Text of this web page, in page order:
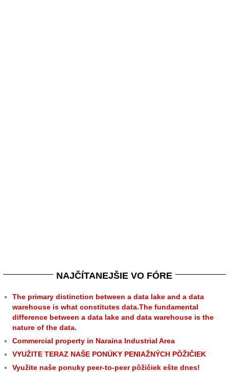
NAJČÍTANEJŠIE VO FÓRE
The primary distinction between a data lake and a data
warehouse is what constitutes data.The fundamental
difference between a data lake and data warehouse is the
nature of the data.
Commercial property in Naraina Industrial Area
VYUŽITE TERAZ NAŠE PONÚKY PENIAŽNÝCH PÔŽIČIEK
Využite naše ponuky peer-to-peer pôžičiek ešte dnes!